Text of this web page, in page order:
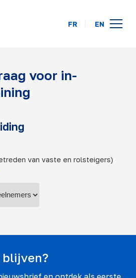
FR EN
voor in-
van vaste en rolsteigers)
blijven?